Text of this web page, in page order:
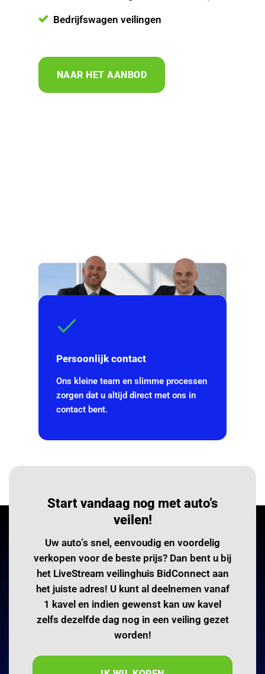
Bedrijfswagen veilingen
NAAR HET AANBOD
Persoonlijk contact
Ons kleine team en slimme processen
zorgen dat u altijd direct met ons in
contact bent.
Start vandaag nog met auto’s
veilen!
Uw auto’s snel, eenvoudig en voordelig
verkopen voor de beste prijs? Dan bent u bij
het LiveStream veilinghuis BidConnect aan
het juiste adres! U kunt al deelnemen vanaf
1 kavel en indien gewenst kan uw kavel
zelfs dezelfde dag nog in een veiling gezet
worden!